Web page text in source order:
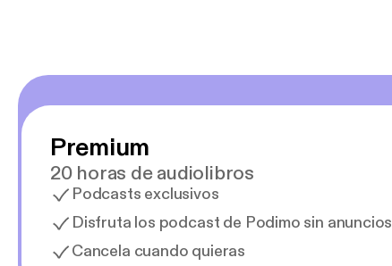
Premium
20 horas de audiolibros
Podcasts exclusivos
Disfruta los podcast de Podimo sin anuncios
Cancela cuando quieras